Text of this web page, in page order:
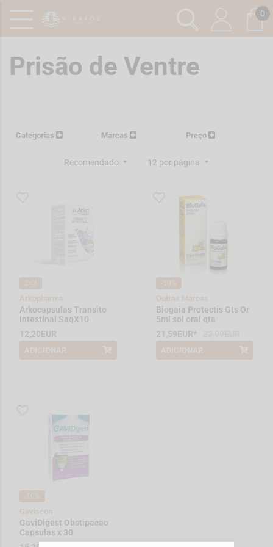
0
Prisão de Ventre
Categorias Marcas Preço
Recomendado 12 por página
2=3
Arkopharma
Arkocapsulas Transito
Intestinal SaqX10
12,20EUR
*Promoção válida de 2026-01-08 a
ADICIONAR
Outras Marcas
Biogaia Protectis Gts Or
5ml sol oral gta
21,59EUR*
*Promoção válida de 2026-08-01 a
ADICIONAR
Gaviscon
GaviDigest Obstipacao
Capsulas x 30